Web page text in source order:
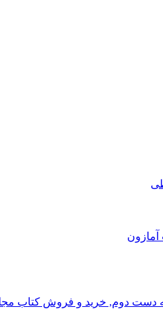
دست دوم, خرید و فروش کتاب